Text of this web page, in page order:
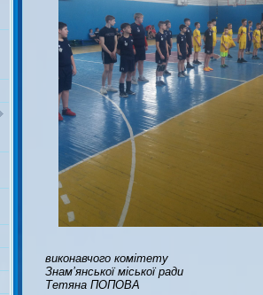
виконавчого комітету
Знам’янської міської ради
Тетяна ПОПОВА